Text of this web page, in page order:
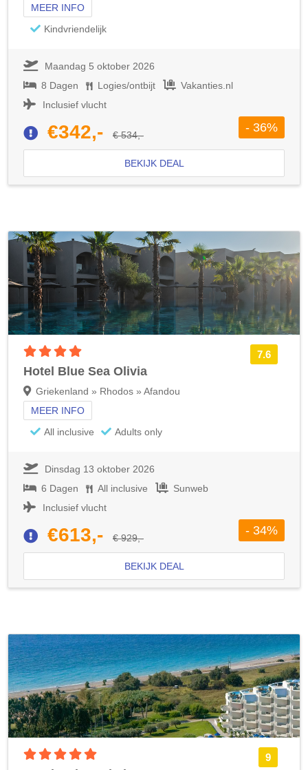
MEER INFO
Kindvriendelijk
Maandag 5 oktober 2026
8 Dagen
Logies/ontbijt
Vakanties.nl
Inclusief vlucht
€342,- € 534,-
- 36%
BEKIJK DEAL
7.6
Hotel Blue Sea Olivia
Griekenland » Rhodos » Afandou
MEER INFO
All inclusive
Adults only
Dinsdag 13 oktober 2026
6 Dagen
All inclusive
Sunweb
Inclusief vlucht
€613,- € 929,-
- 34%
BEKIJK DEAL
9